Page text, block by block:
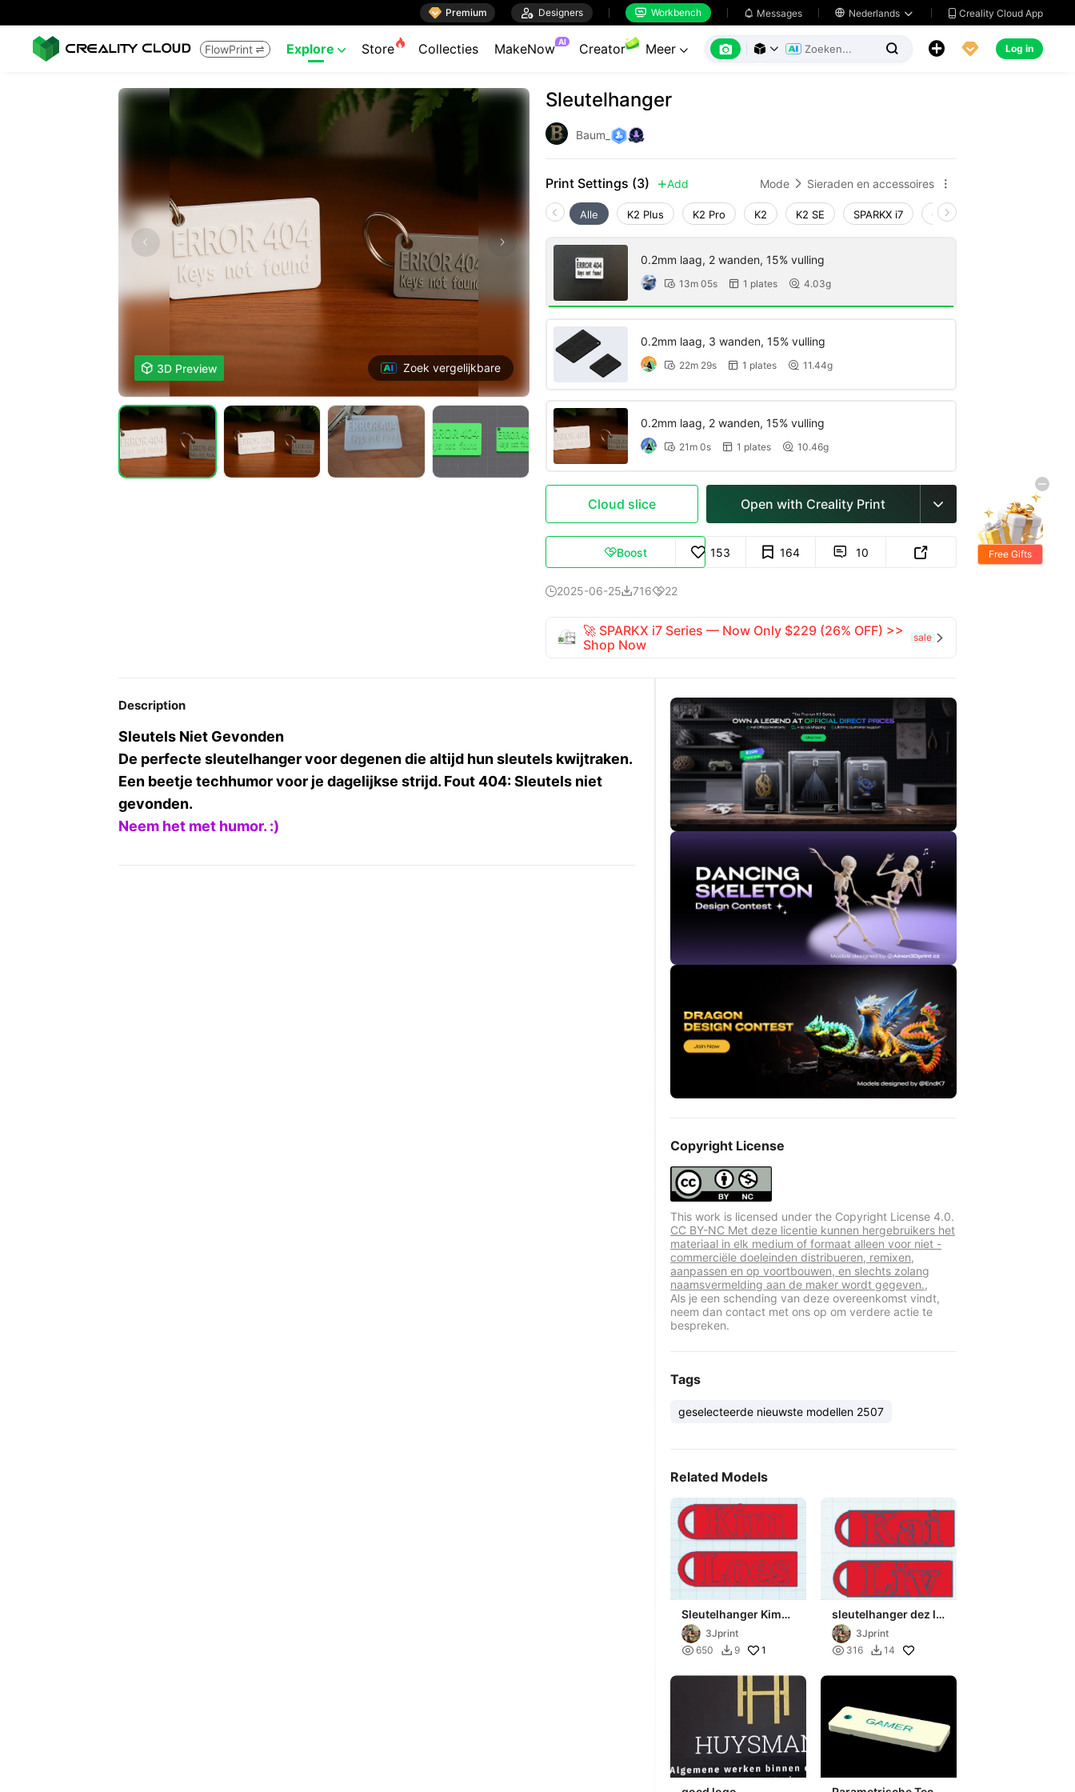
 Premium  Designers  Workbench  Messages  Nederlands   Creality Cloud App
FlowPrint  Explore  Store Collecties MakeNow AI Creator Meer        Log in
 3D Preview Zoek vergelijkbare
Sleutelhanger
Baum_
Print Settings (3) Add Mode  Sieraden en accessoires 
Alle K2 Plus K2 Pro K2 K2 SE SPARKX i7 Creality Hi
0.2mm laag, 2 wanden, 15% vulling
 13m 05s  1 plates  4.03g
0.2mm laag, 3 wanden, 15% vulling
 22m 29s  1 plates  11.44g
0.2mm laag, 2 wanden, 15% vulling
 21m 0s  1 plates  10.46g
Cloud slice Open with Creality Print 
Boost 153 164  10 
2025-06-2571622
🚀 SPARKX i7 Series — Now Only $229 (26% OFF) >>
Shop Now
sale 
Description
Sleutels Niet Gevonden
De perfecte sleutelhanger voor degenen die altijd hun sleutels kwijtraken.
Een beetje techhumor voor je dagelijkse strijd. Fout 404: Sleutels niet
gevonden.
Neem het met humor. :)
Copyright License
This work is licensed under the Copyright License 4.0.
CC BY-NC Met deze licentie kunnen hergebruikers het
materiaal in elk medium of formaat alleen voor niet -
commerciële doeleinden distribueren, remixen,
aanpassen en op voortbouwen, en slechts zolang
naamsvermelding aan de maker wordt gegeven.,
Als je een schending van deze overeenkomst vindt,
neem dan contact met ons op om verdere actie te
bespreken.
Tags
geselecteerde nieuwste modellen 2507
Related Models
Sleutelhanger Kim
en loes3Jprint
 650  9 1
sleutelhanger dez liv
jacky en kai
3Jprint
 316  14
Free Gifts